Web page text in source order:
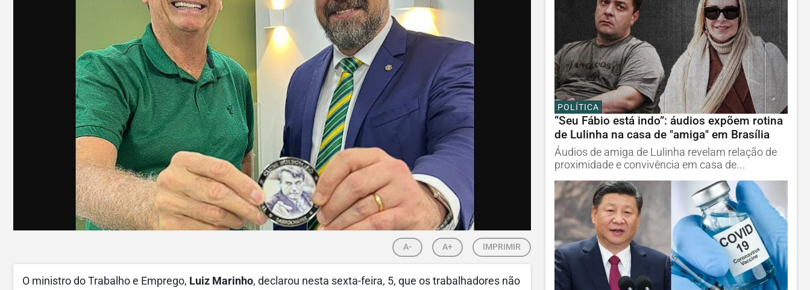
A- A+ IMPRIMIR
O ministro do Trabalho e Emprego, Luiz Marinho, declarou nesta sexta-feira, 5, que os trabalhadores não
POLÍTICA
“Seu Fábio está indo”: áudios expõem rotina
de Lulinha na casa de "amiga" em Brasília
Áudios de amiga de Lulinha revelam relação de
proximidade e convivência em casa de...